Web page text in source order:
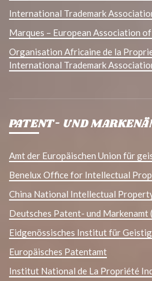
International Trademark
Marques – European Association
Organisation Africaine de la
International Trademark
PATENT- UND
Amt der Europäischen Union für
Benelux Office for Intellectual
China National Intellectual
Deutsches Patent- und Markenamt
Eidgenössisches Institut für
Europäisches Patentamt
Institut National de La Propriété